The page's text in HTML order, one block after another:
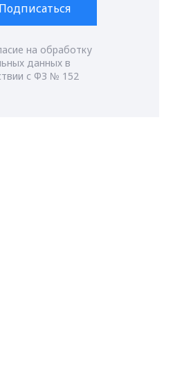
Подписаться
на обработку
данных в
с ФЗ № 152